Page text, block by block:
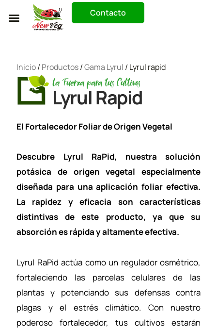
Contacto
Inicio/ Productos/Gama Lyrul / Lyrul rapid
La Fuerza para tus Cultivos
Lyrul Rapid
El Fortalecedor Foliar de Origen Vegetal
Descubre Lyrul RaPid, nuestra solución
potásica de origen vegetal especialmente
diseñada para una aplicación foliar efectiva.
La rapidez y eficacia son características
distintivas de este producto, ya que su
absorción es rápida y altamente efectiva.
Lyrul RaPid actúa como un regulador osmétrico,
fortaleciendo las parcelas celulares de las
plantas y potenciando sus defensas contra
plagas y el estrés climático. Con nuestro
poderoso fortalecedor, tus cultivos estarán